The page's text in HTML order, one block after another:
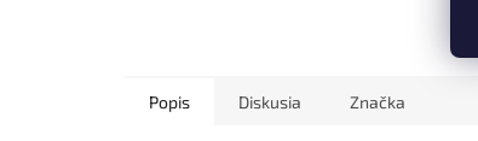
Popis Diskusia Značka